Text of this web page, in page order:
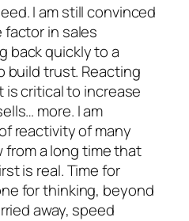
I am still convinced
factor in sales
back quickly to a
build trust. Reacting
critical to increase
more. I am
reactivity of many
from a long time that
is real. Time for
for thinking, beyond
away, speed